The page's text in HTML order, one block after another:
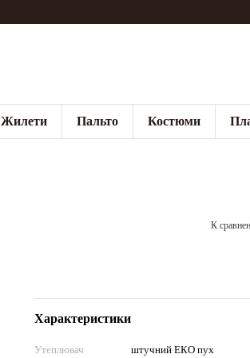
Жилети Пальто Костюми
К
Характеристики
Утеплювач
штучний ЕКО пух